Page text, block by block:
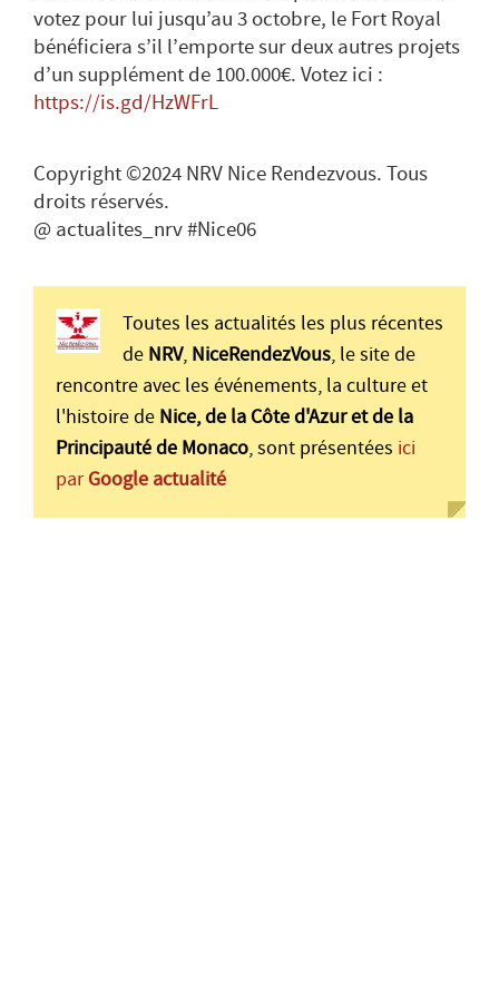
votez pour lui jusqu’au 3 octobre, le Fort Royal
bénéficiera s’il l’emporte sur deux autres projets
d’un supplément de 100.000€. Votez ici :
https://is.gd/HzWFrL
Copyright ©2024 NRV Nice Rendezvous. Tous
droits réservés.
@ actualites_nrv #Nice06
Toutes les actualités les plus récentes
de NRV, NiceRendezVous, le site de
rencontre avec les événements, la culture et
l'histoire de Nice, de la Côte d'Azur et de la
Principauté de Monaco, sont présentées ici
par Google actualité